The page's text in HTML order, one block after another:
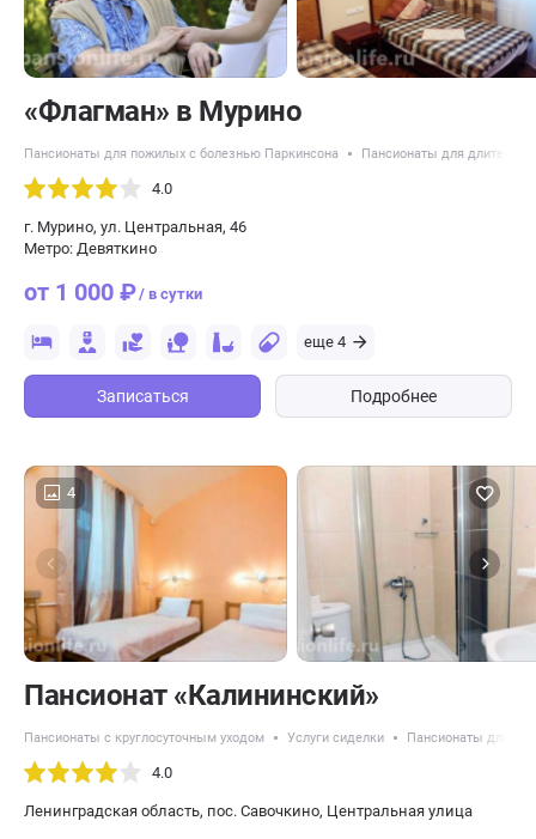
«Флагман» в Мурино
Пансионаты для пожилых с болезнью Паркинсона Пансионаты для
4.0
г. Мурино, ул. Центральная, 46
Метро: Девяткино
от 1 000 ₽/ в сутки
еще 4
Записаться Подробнее
4
Пансионат «Калининский»
Пансионаты с круглосуточным уходом Услуги сиделки Пансионаты для
4.0
Ленинградская область, пос. Савочкино, Центральная улица